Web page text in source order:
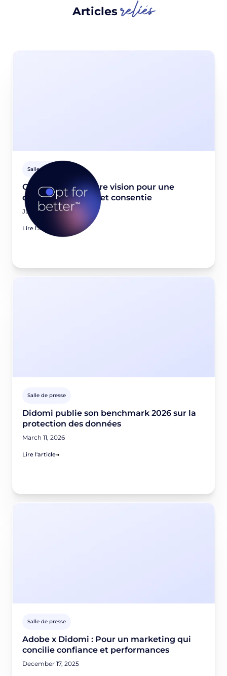
Articlesreliés
Salle de presse
Opt for better: Notre vision pour une
donnée first-party et consentie
June 23, 2026
Lire l'article
Salle de presse
Didomi publie son benchmark 2026 sur la
protection des données
March 11, 2026
Lire l'article
Salle de presse
Adobe x Didomi : Pour un marketing qui
concilie confiance et performances
December 17, 2025